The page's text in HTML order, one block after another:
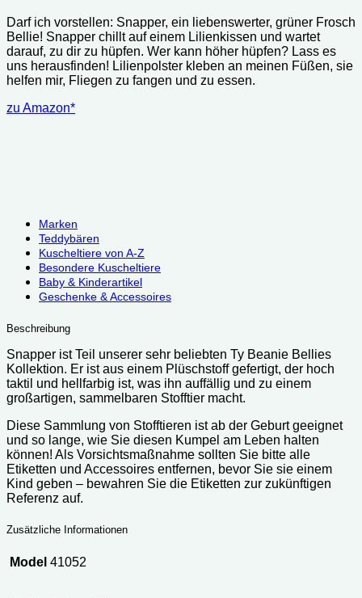
Darf ich vorstellen: Snapper, ein liebenswerter, grüner Frosch
Bellie! Snapper chillt auf einem Lilienkissen und wartet
darauf, zu dir zu hüpfen. Wer kann höher hüpfen? Lass es
uns herausfinden! Lilienpolster kleben an meinen Füßen, sie
helfen mir, Fliegen zu fangen und zu essen.
zu Amazon*
Marken
Teddybären
Kuscheltiere von A-Z
Besondere Kuscheltiere
Baby & Kinderartikel
Geschenke & Accessoires
Beschreibung
Snapper ist Teil unserer sehr beliebten Ty Beanie Bellies
Kollektion. Er ist aus einem Plüschstoff gefertigt, der hoch
taktil und hellfarbig ist, was ihn auffällig und zu einem
großartigen, sammelbaren Stofftier macht.
Diese Sammlung von Stofftieren ist ab der Geburt geeignet
und so lange, wie Sie diesen Kumpel am Leben halten
können! Als Vorsichtsmaßnahme sollten Sie bitte alle
Etiketten und Accessoires entfernen, bevor Sie sie einem
Kind geben – bewahren Sie die Etiketten zur zukünftigen
Referenz auf.
Zusätzliche Informationen
Model 41052